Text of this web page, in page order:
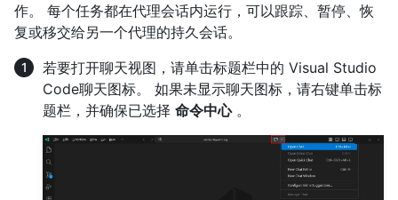
作。 每个任务都在代理会话内运行，可以跟踪、暂停、恢
复或移交给另一个代理的持久会话。
若要打开聊天视图，请单击标题栏中的 Visual Studio
Code聊天图标。 如果未显示聊天图标，请右键单击标
题栏，并确保已选择 命令中心。